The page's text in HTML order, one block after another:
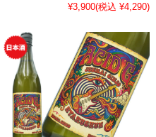
¥3,900(税込 ¥4,290)